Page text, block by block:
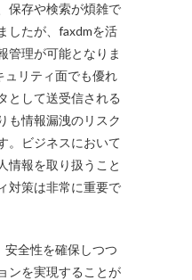
保存や検索が煩雑で
したが、faxdmを活
管理が可能となりま
ュリティ面でも優れ
として送受信される
も情報漏洩のリスク
。ビジネスにおいて
情報を取り扱うこと
対策は非常に重要で
全性を確保しつつ
ンを実現することが